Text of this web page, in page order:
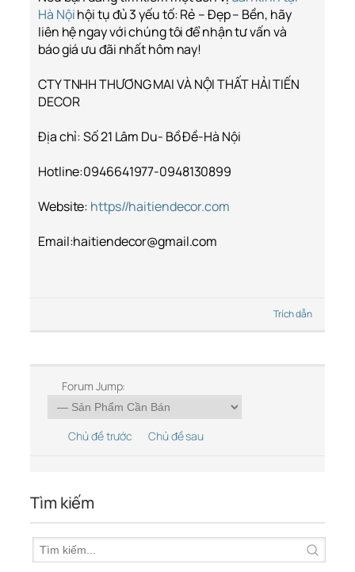
Hà Nộihội tụ đủ 3 yếu tố: Rẻ – Đẹp – Bền, hãy
liên hệ ngay với chúng tôi để nhận tư vấn và
báo giá ưu đãi nhất hôm nay!
CTY TNHH THƯƠNG MAI VÀ NỘI THẤT HẢI TIẾN
DECOR
Địa chỉ: Số 21 Lâm Du- Bồ Đề-Hà Nội
Hotline:0946641977-0948130899
Website: https//haitiendecor.com
Email:haitiendecor@gmail.com
Trích dẫn
Forum Jump:
Chủ đề trước Chủ đề sau
Tìm kiếm